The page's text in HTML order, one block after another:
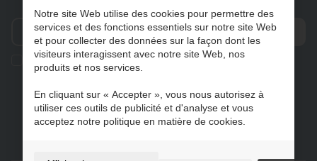
Ik geef de toestemming om mijn gegevens te bewaren en
verwerken zoals aangegeven in onze
NL
Notre site Web utilise des cookies pour permettre des
services et des fonctions essentiels sur notre site Web
et pour collecter des données sur la façon dont les
visiteurs interagissent avec notre site Web, nos
produits et nos services.
En cliquant sur « Accepter », vous nous autorisez à
utiliser ces outils de publicité et d'analyse et vous
acceptez notre politique en matière de cookies.